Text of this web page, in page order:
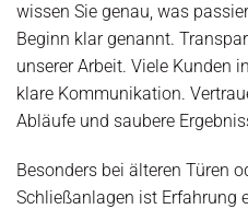
wissen Sie genau, was
Beginn klar genannt.
unserer Arbeit. Viele Kunden
klare Kommunikation.
Abläufe und saubere
Besonders bei älteren Türen
Schließanlagen ist Erfahrung